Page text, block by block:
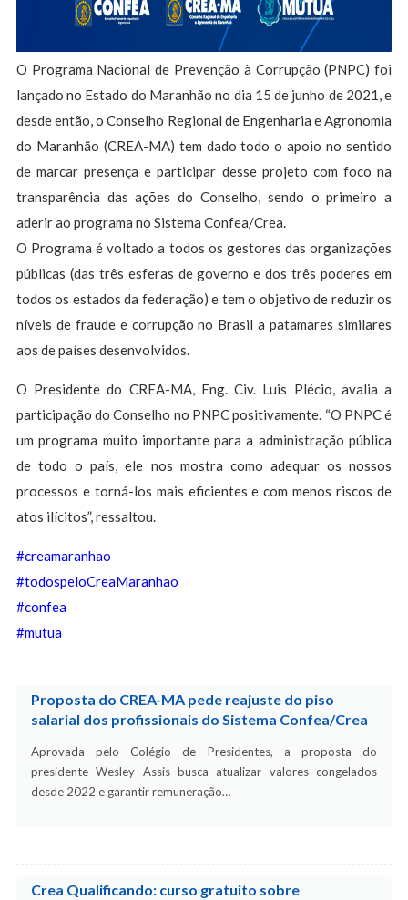
O Programa Nacional de Prevenção à Corrupção (PNPC) foi
lançado no Estado do Maranhão no dia 15 de junho de 2021, e
desde então, o Conselho Regional de Engenharia e Agronomia
do Maranhão (CREA-MA) tem dado todo o apoio no sentido
de marcar presença e participar desse projeto com foco na
transparência das ações do Conselho, sendo o primeiro a
aderir ao programa no Sistema Confea/Crea.
O Programa é voltado a todos os gestores das organizações
públicas (das três esferas de governo e dos três poderes em
todos os estados da federação) e tem o objetivo de reduzir os
níveis de fraude e corrupção no Brasil a patamares similares
aos de países desenvolvidos.
O Presidente do CREA-MA, Eng. Civ. Luis Plécio, avalia a
participação do Conselho no PNPC positivamente. “O PNPC é
um programa muito importante para a administração pública
de todo o país, ele nos mostra como adequar os nossos
processos e torná-los mais eficientes e com menos riscos de
atos ilícitos”, ressaltou.
#creamaranhao
#todospeloCreaMaranhao
#confea
#mutua
Proposta do CREA-MA pede reajuste do piso
salarial dos profissionais do Sistema Confea/Crea
Aprovada pelo Colégio de Presidentes, a proposta do
presidente Wesley Assis busca atualizar valores congelados
desde 2022 e garantir remuneração…
Crea Qualificando: curso gratuito sobre